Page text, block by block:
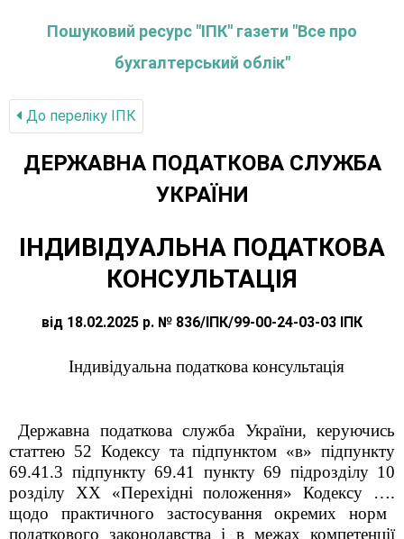
Пошуковий ресурс "ІПК" газети "Все про
бухгалтерський облік"
До переліку IПК
ДЕРЖАВНА ПОДАТКОВА СЛУЖБА
УКРАЇНИ
ІНДИВІДУАЛЬНА ПОДАТКОВА
КОНСУЛЬТАЦІЯ
від 18.02.2025 р. № 836/ІПК/99-00-24-03-03 ІПК
Індивідуальна податкова консультація
Державна податкова служба України, керуючись
статтею 52 Кодексу та підпунктом «в» підпункту
69.41.3 підпункту 69.41 пункту 69 підрозділу 10
розділу XX «Перехідні положення» Кодексу ….
щодо практичного застосування окремих норм
податкового законодавства і в межах компетенції